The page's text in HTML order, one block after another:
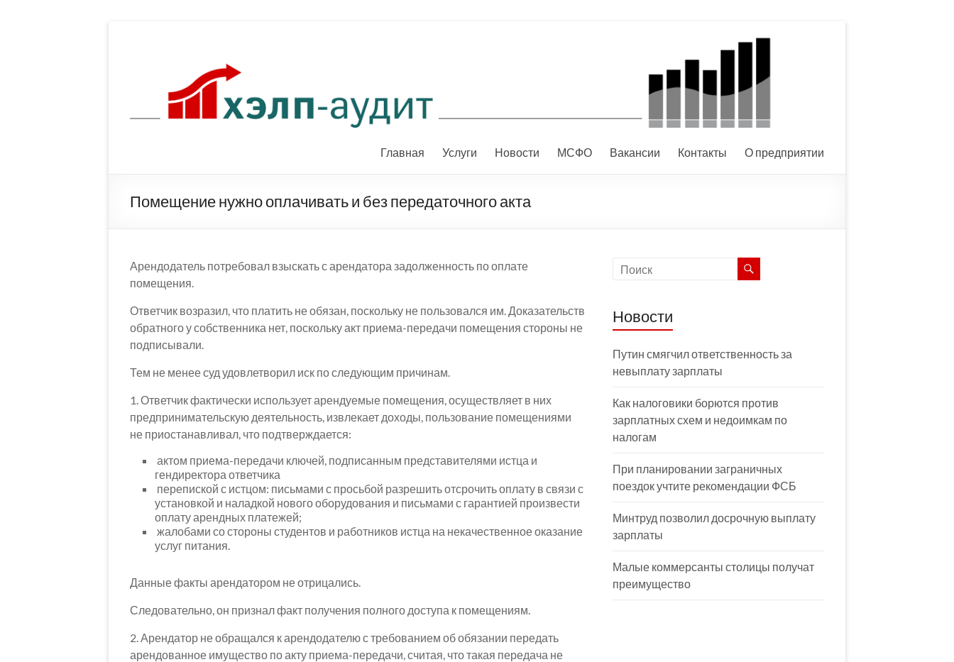
Главная Услуги Новости МСФО Вакансии Контакты О предприятии
Помещение нужно оплачивать и без передаточного акта
Арендодатель потребовал взыскать с арендатора задолженность по оплате
помещения.
Ответчик возразил, что платить не обязан, поскольку не пользовался им. Доказательств
обратного у собственника нет, поскольку акт приема-передачи помещения стороны не
подписывали.
Тем не менее суд удовлетворил иск по следующим причинам.
1. Ответчик фактически использует арендуемые помещения, осуществляет в них
предпринимательскую деятельность, извлекает доходы, пользование помещениями
не приостанавливал, что подтверждается:
актом приема-передачи ключей, подписанным представителями истца и
гендиректора ответчика
перепиской с истцом: письмами с просьбой разрешить отсрочить оплату в связи с
установкой и наладкой нового оборудования и письмами с гарантией произвести
оплату арендных платежей;
жалобами со стороны студентов и работников истца на некачественное оказание
услуг питания.
Данные факты арендатором не отрицались.
Следовательно, он признал факт получения полного доступа к помещениям.
2. Арендатор не обращался к арендодателю с требованием об обязании передать
арендованное имущество по акту приема-передачи, считая, что такая передача не
Новости
Путин смягчил ответственность за
невыплату зарплаты
Как налоговики борются против
зарплатных схем и недоимкам по
налогам
При планировании заграничных
поездок учтите рекомендации ФСБ
Минтруд позволил досрочную выплату
зарплаты
Малые коммерсанты столицы получат
преимущество